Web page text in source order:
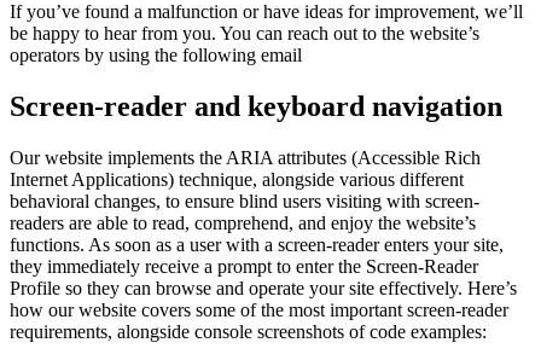
If you’ve found a malfunction or have ideas for improvement, we’ll
be happy to hear from you. You can reach out to the website’s
operators by using the following email
Screen-reader and keyboard navigation
Our website implements the ARIA attributes (Accessible Rich
Internet Applications) technique, alongside various different
behavioral changes, to ensure blind users visiting with screen-
readers are able to read, comprehend, and enjoy the website’s
functions. As soon as a user with a screen-reader enters your site,
they immediately receive a prompt to enter the Screen-Reader
Profile so they can browse and operate your site effectively. Here’s
how our website covers some of the most important screen-reader
requirements, alongside console screenshots of code examples: